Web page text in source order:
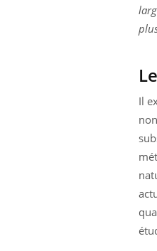
Il
Carence